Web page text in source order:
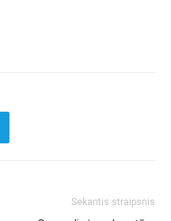
Sekantis straipsnis